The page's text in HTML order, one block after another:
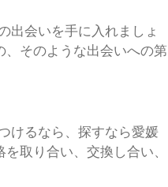
出会いを手に入れましょ
そのような出会いへの第
けるなら、探すなら愛媛
取り合い、交換し合い、